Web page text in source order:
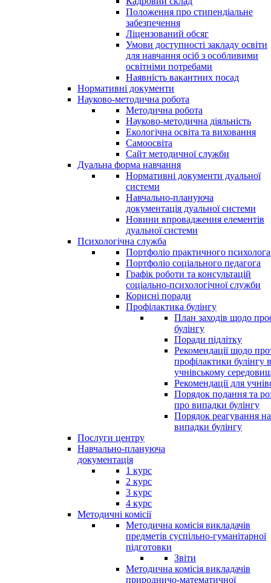
Положення про стипендіальне
забезпечення
Ліцензований обсяг
Умови доступності закладу освіти
для навчання осіб з особливими
освітніми потребами
Наявність вакантних посад
Нормативні документи
Науково-методична робота
Методична робота
Науково-методична діяльність
Екологічна освіта та виховання
Самоосвіта
Сайт методичної служби
Дуальна форма навчання
Нормативні документи дуальної
системи
Навчально-плануюча
документація дуальної системи
Новини впровадження елементів
дуальної системи
Психологічна служба
Портфоліо практичного психолога
Портфоліо соціального педагога
Графік роботи та консультацій
соціально-психологічної служби
Корисні поради
Профілактика булінгу
План заходів щодо
булінгу
Поради підлітку
Рекомендації щодо
профілактики булінгу в
учнівському
Рекомендації для
Порядок подання та
про випадки булінгу
Порядок реагування
випадки булінгу
Послуги центру
Навчально-плануюча
документація
1 курс
2 курс
3 курс
4 курс
Методичні комісії
Методична комісія викладачів
предметів суспільно-гуманітарної
підготовки
Звіти
Методична комісія викладачів
природничо-математичної